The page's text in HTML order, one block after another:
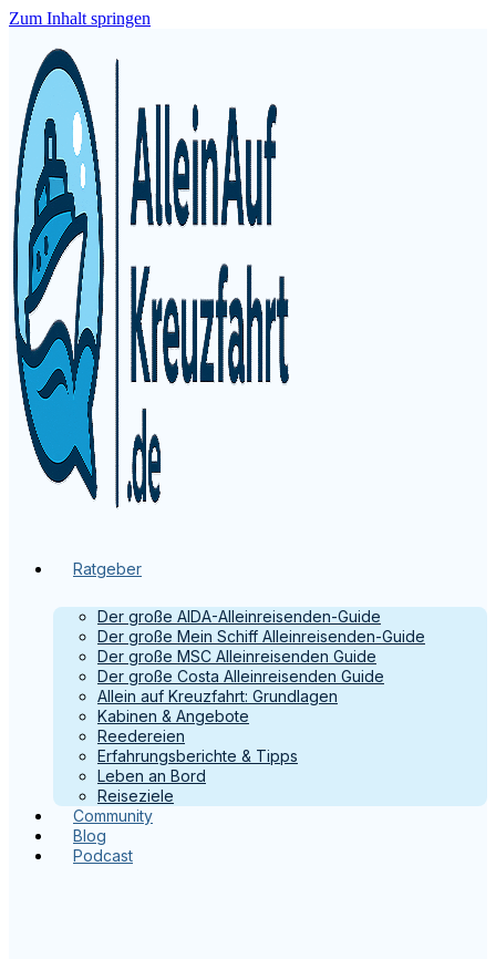
Zum Inhalt springen
Ratgeber
Der große AIDA-Alleinreisenden-Guide
Der große Mein Schiff Alleinreisenden-Guide
Der große MSC Alleinreisenden Guide
Der große Costa Alleinreisenden Guide
Allein auf Kreuzfahrt: Grundlagen
Kabinen & Angebote
Reedereien
Erfahrungsberichte & Tipps
Leben an Bord
Reiseziele
Community
Blog
Podcast